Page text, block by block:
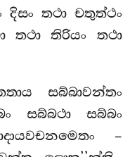
දිසං තථා චතුත්ථං
තථා තිරියං තථා
සබ්බාවන්තං
සබ්බථා සබ්බං
–